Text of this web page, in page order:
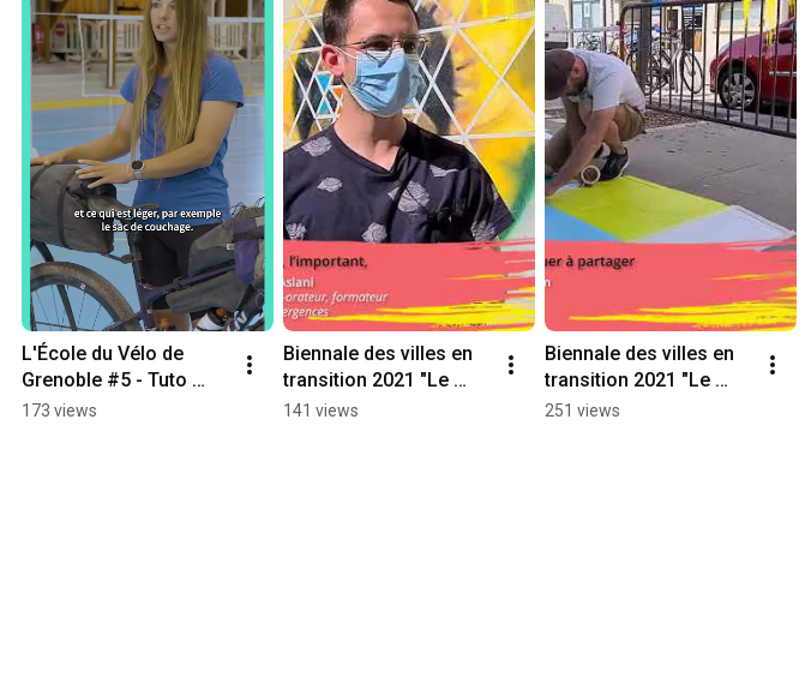
L'École du Vélo de
Grenoble #5 - Tuto
partir bien équipé à
173 views
Biennale des villes en
transition 2021 "Le
temps de l'essentiel :
141 views
Biennale des villes en
transition 2021 "Le
temps de l'essentiel :
251 views